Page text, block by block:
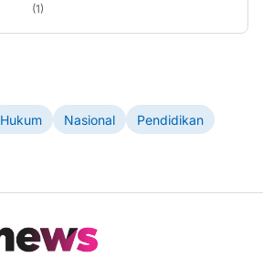
(1)
Hukum Nasional
Pendidikan